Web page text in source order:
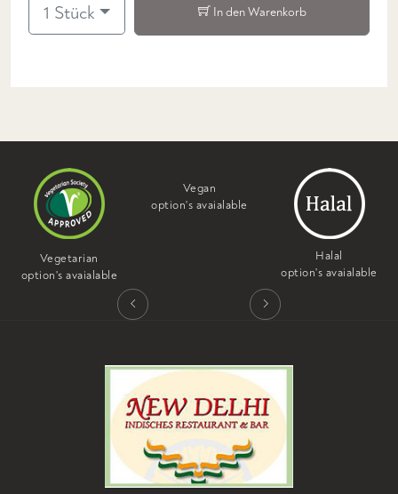
1 Stück In den Warenkorb
Vegetarian
option's avaialable
Vegan
option's avaialable
Halal
option's avaialable